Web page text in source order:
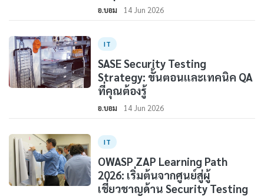
อ.บอม 14 Jun 2026
IT
SASE Security Testing
Strategy: ขั้นตอนและเทคนิค QA
ที่คุณต้องรู้
อ.บอม 14 Jun 2026
IT
OWASP ZAP Learning Path
2026: เริ่มต้นจากศูนย์สู่ผู้
เชี่ยวชาญด้าน Security Testing